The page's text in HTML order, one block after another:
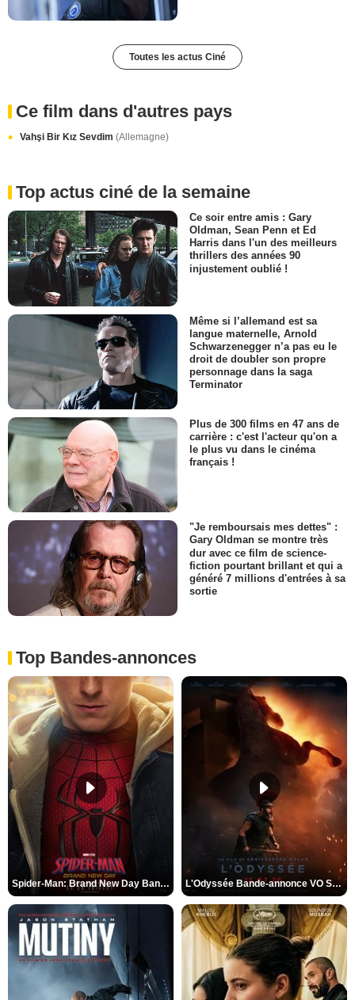
Toutes les actus Ciné
Ce film dans d'autres pays
Vahşi Bir Kız Sevdim (Allemagne)
Top actus ciné de la semaine
Ce soir entre amis : Gary
Oldman, Sean Penn et Ed
Harris dans l'un des meilleurs
thrillers des années 90
injustement oublié !
Même si l’allemand est sa
langue maternelle, Arnold
Schwarzenegger n’a pas eu le
droit de doubler son propre
personnage dans la saga
Terminator
Plus de 300 films en 47 ans de
carrière : c'est l'acteur qu'on a
le plus vu dans le cinéma
français !
"Je remboursais mes dettes" :
Gary Oldman se montre très
dur avec ce film de science-
fiction pourtant brillant et qui a
généré 7 millions d'entrées à sa
sortie
Top Bandes-annonces
Spider-Man: Brand New Day Bande-annonce VO STFR L'Odyssée Bande-annonce VO STFR